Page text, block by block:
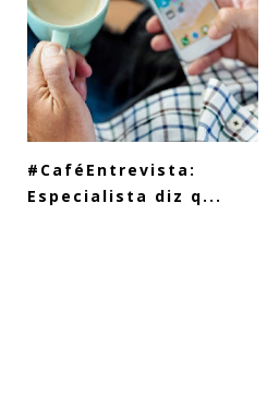
#CaféEntrevista:
Especialista diz q...